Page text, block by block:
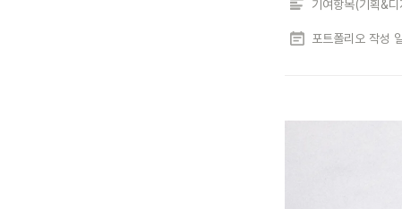
포트폴리오 작성